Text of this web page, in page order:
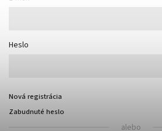
Heslo
Nová registrácia
Zabudnuté heslo
alebo